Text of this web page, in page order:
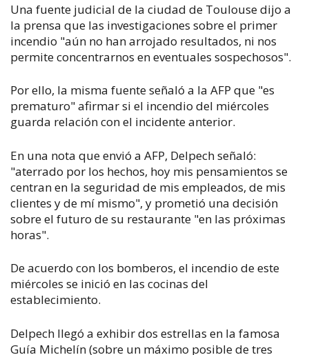
Una fuente judicial de la ciudad de Toulouse dijo a
la prensa que las investigaciones sobre el primer
incendio "aún no han arrojado resultados, ni nos
permite concentrarnos en eventuales sospechosos".
Por ello, la misma fuente señaló a la AFP que "es
prematuro" afirmar si el incendio del miércoles
guarda relación con el incidente anterior.
En una nota que envió a AFP, Delpech señaló:
"aterrado por los hechos, hoy mis pensamientos se
centran en la seguridad de mis empleados, de mis
clientes y de mí mismo", y prometió una decisión
sobre el futuro de su restaurante "en las próximas
horas".
De acuerdo con los bomberos, el incendio de este
miércoles se inició en las cocinas del
establecimiento.
Delpech llegó a exhibir dos estrellas en la famosa
Guía Michelín (sobre un máximo posible de tres